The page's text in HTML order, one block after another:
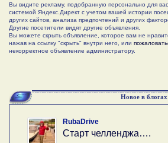
Вы видите рекламу, подобранную персонально для вас
системой Яндекс.Директ с учетом вашей истории
других сайтов, анализа предпочтений и других
Другие посетители видят другие объявления.
Вы можете скрыть объявление, которое вам не
нажав на ссылку "скрыть" внутри него, или
некорректное объявление администратору.
Новое в блогах
RubaDrive
Старт челленджа….